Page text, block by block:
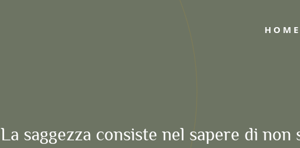
HOME
La saggezza consiste nel sapere di non